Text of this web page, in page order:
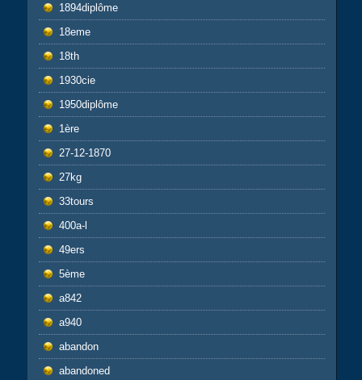
1894diplôme
18eme
18th
1930cie
1950diplôme
1ère
27-12-1870
27kg
33tours
400a-l
49ers
5ème
a842
a940
abandon
abandoned